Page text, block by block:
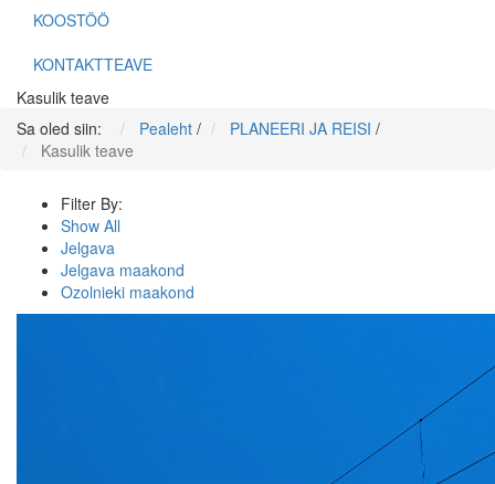
KOOSTÖÖ
KONTAKTTEAVE
Kasulik teave
Sa oled siin:
Pealeht / PLANEERI JA REISI /
Kasulik teave
Filter By:
Show All
Jelgava
Jelgava maakond
Ozolnieki maakond